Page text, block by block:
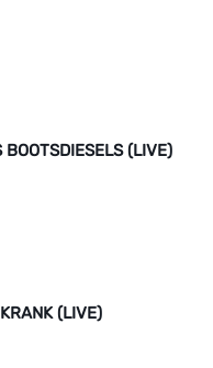
BOOTSDIESELS (LIVE)
(LIVE)